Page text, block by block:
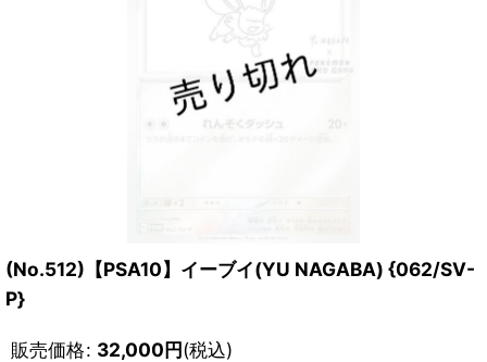
(No.512)【PSA10】イーブイ(YU NAGABA) {062/SV-
P}
販売価格: 32,000円(税込)